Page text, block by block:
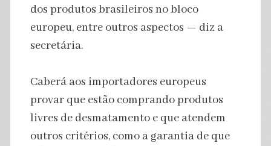
dos produtos brasileiros no bloco
europeu, entre outros aspectos — diz a
secretária.
Caberá aos importadores europeus
provar que estão comprando produtos
livres de desmatamento e que atendem
outros critérios, como a garantia de que